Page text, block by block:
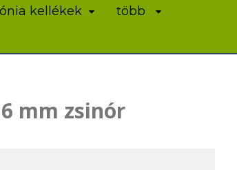
kellékek
több
mm zsinór